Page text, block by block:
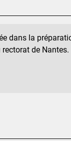
dans la
de Nantes.